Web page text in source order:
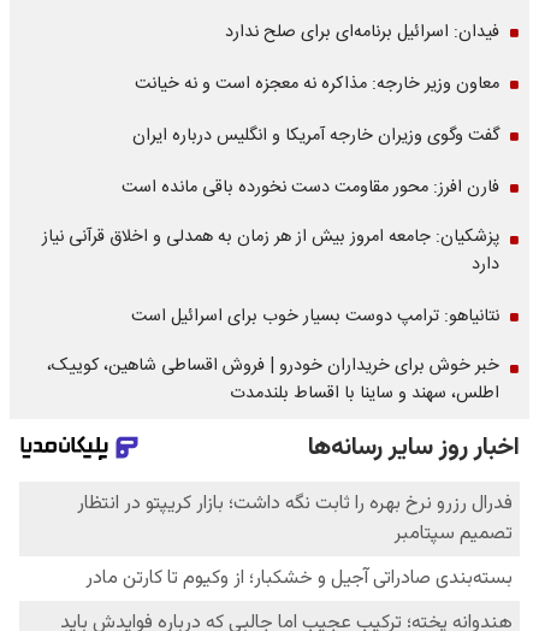
فیدان: اسرائیل برنامه‌ای برای صلح ندارد
معاون وزیر خارجه: مذاکره نه معجزه است و نه خیانت
گفت وگوی وزیران خارجه آمریکا و انگلیس درباره ایران
فارن افرز: محور مقاومت دست نخورده باقی مانده است
پزشکیان: جامعه امروز بیش از هر زمان به همدلی و اخلاق قرآنی نیاز
دارد
نتانیاهو: ترامپ دوست بسیار خوب برای اسرائیل است
خبر خوش برای خریداران خودرو | فروش اقساطی شاهین، کوییک،
اطلس، سهند و ساینا با اقساط بلندمدت